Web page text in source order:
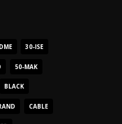
30-ISE
50-MAK
BLACK
CABLE